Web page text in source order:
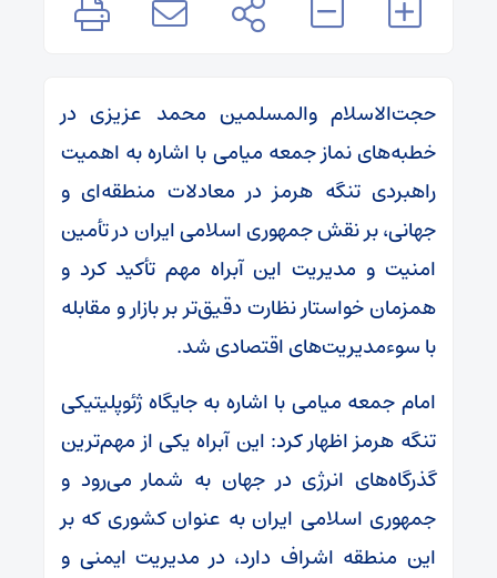
حجت‌الاسلام والمسلمین محمد عزیزی در
خطبه‌های نماز جمعه میامی با اشاره به اهمیت
راهبردی تنگه هرمز در معادلات منطقه‌ای و
جهانی، بر نقش جمهوری اسلامی ایران در تأمین
امنیت و مدیریت این آبراه مهم تأکید کرد و
همزمان خواستار نظارت دقیق‌تر بر بازار و مقابله
با سوءمدیریت‌های اقتصادی شد.
امام جمعه میامی با اشاره به جایگاه ژئوپلیتیکی
تنگه هرمز اظهار کرد: این آبراه یکی از مهم‌ترین
گذرگاه‌های انرژی در جهان به شمار می‌رود و
جمهوری اسلامی ایران به عنوان کشوری که بر
این منطقه اشراف دارد، در مدیریت ایمنی و